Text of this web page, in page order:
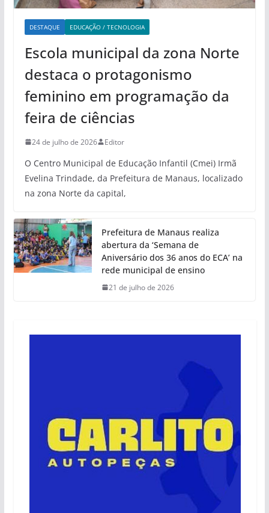
DESTAQUE EDUCAÇÃO / TECNOLOGIA
Escola municipal da zona Norte
destaca o protagonismo
feminino em programação da
feira de ciências
24 de julho de 2026 Editor
O Centro Municipal de Educação Infantil (Cmei) Irmã
Evelina Trindade, da Prefeitura de Manaus, localizado
na zona Norte da capital,
Prefeitura de Manaus realiza
abertura da ‘Semana de
Aniversário dos 36 anos do ECA’ na
rede municipal de ensino
21 de julho de 2026